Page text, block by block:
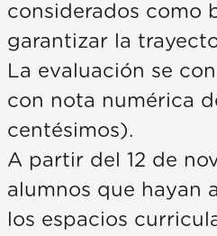
considerados como
garantizar la
La evaluación se
con nota numérica
centésimos).
A partir del 12 de
alumnos que hayan
los espacios